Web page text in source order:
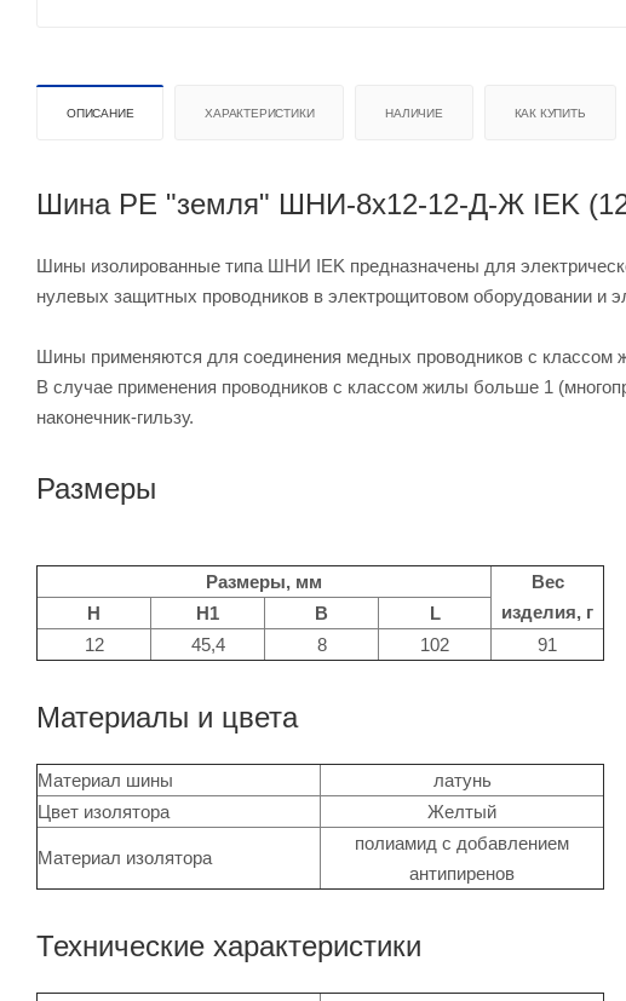
ОПИСАНИЕ ХАРАКТЕРИСТИКИ НАЛИЧИЕ КАК КУПИТЬ
Шина PE "земля" ШНИ-8х12-12-Д-Ж IEK (12
Шины изолированные типа ШНИ IEK предназначены для
нулевых защитных проводников в электрощитовом оборудовании и
Шины применяются для соединения медных проводников с классом
В случае применения проводников с классом жилы больше 1
наконечник-гильзу.
Размеры
Размеры, мм
Вес
изделия, г
H H1 B
L
12
45,4 8 102 91
Материалы и цвета
Материал шины
латунь
Цвет изолятора
Желтый
Материал изолятора
полиамид с добавлением
антипиренов
Технические характеристики